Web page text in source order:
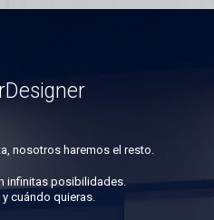
nosotros haremos el resto.
infinitas posibilidades.
cuándo quieras.